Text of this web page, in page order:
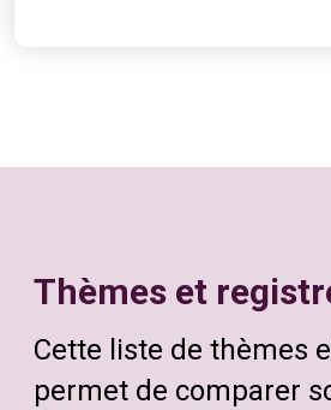
Thèmes et
Cette liste de thèmes
permet de comparer